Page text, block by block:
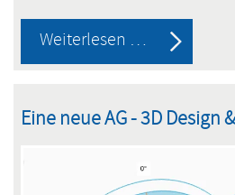
Weiterlesen … Berufliche
Woche
Gymnasium
Eine neue AG - 3D Design